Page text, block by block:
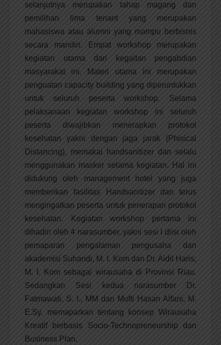
selanjutnya merupakan tahap magang dan
pemilihan lima tenant yang merupakan
mahasiswa atau alumni yang mampu berbisnis
secara mandiri. Empat workshop merupakan
kegiatan utama dari kegaitan pengabdian
masyarakat ini. Materi utama ini merupakan
penguatan capacity building yang diperuntukkan
untuk seluruh peserta workshop. Selama
pelaksanaan kegiatan workshop ini seluruh
peserta diwajibkan menerapkan protokol
kesehatan yakni dengan jaga jarak (Phisical
Distancing), memakai handsanitizer dan selalu
menggunakan masker selama kegiatan. Hal ini
didukung oleh management hotel yang juga
memberikan fasilitas Handsanitizer dan terus
mengingatkan peserta untuk penerapan protokol
kesehatan. Kegiatan workshop pertama ini
dihadiri oleh 4 narasumber, yakni sesi I diisi oleh
pemaparan pengalaman pengusaha dan
akademisi Suhandi, M. I. Kom dan Dr. Aidil Haris,
M. I. Kom sebagai wirausaha di Provinsi Riau.
Sedangkan Sesi kedua narasumber Dr.
Fatmawati, S. I., MM dan Mufti Hasan Alfani, M.
E.Sy. memaparkan tentang konsep Wirausaha
Kreatif berbasis Socio-Technopreneurship dan
Business Plan.